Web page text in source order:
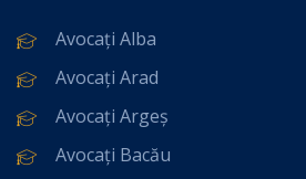
Avocați Alba
Avocați Arad
Avocați Argeș
Avocați Bacău